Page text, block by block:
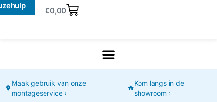
€0,00
Maak gebruik van onze
montageservice ›
Kom langs in de
showroom ›